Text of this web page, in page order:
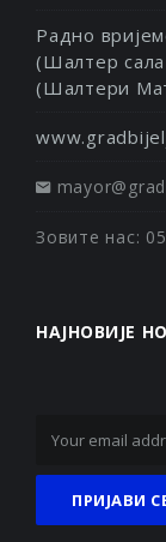
Радно
(Шалтер
(Шалтери
Зовите нас:
НАЈНОВИЈЕ